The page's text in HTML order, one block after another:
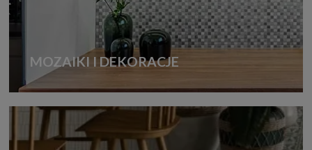
MOZAIKI I DEKORACJE